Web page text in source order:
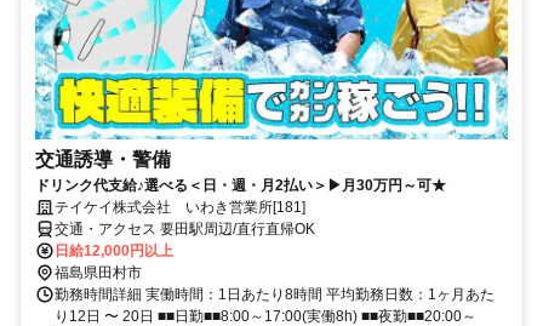
交通誘導・警備
ドリンク代支給♪選べる＜日・週・月2払い＞▶月30万円～可★
テイケイ株式会社 いわき営業所[181]
交通・アクセス 要田駅周辺/直行直帰OK
日給12,000円以上
福島県田村市
勤務時間詳細 実働時間：1日あたり8時間 平均勤務日数：1ヶ月あた
り12日 〜 20日 ■■日勤■■8:00～17:00(実働8h) ■■夜勤■■20:00～